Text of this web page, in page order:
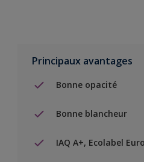
Principaux avantages
Bonne opacité
Bonne blancheur
IAQ A+, Ecolabel